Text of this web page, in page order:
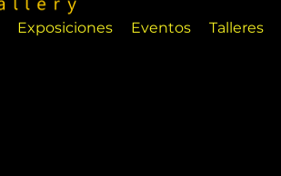
Exposiciones Eventos Talleres